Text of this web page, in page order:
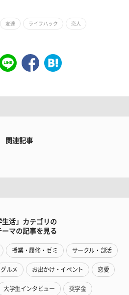
友達 ライフハック 恋人
関連記事
生活」カテゴリの
ーマの記事を見る
授業・履修・ゼミ サークル・部活
グルメ お出かけ・イベント 恋愛
大学生インタビュー 奨学金